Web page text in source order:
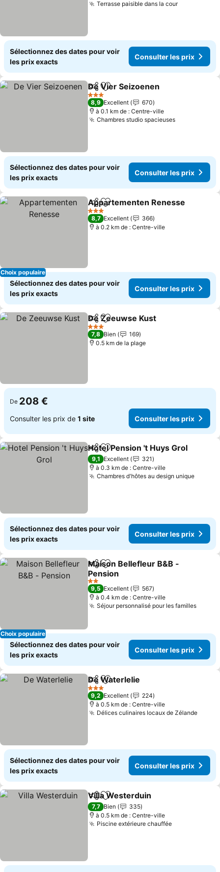
Terrasse paisible dans la courConsulter
Sélectionnez des dates pour voir
les prix exacts
Consulter les prix
PartagerAjouter à mes favoris
De Vier Seizoenen
3 Étoiles
8,9 Excellent
670
à 0.1 km de : Centre-ville
Chambres studio spacieusesConsulter
Sélectionnez des dates pour voir
les prix exacts
Consulter les prix
Choix populaire
PartagerAjouter à mes favoris
Appartementen Renesse
3 Étoiles
8,7 Excellent
366
à 0.2 km de : Centre-ville
Sélectionnez des dates pour voir
les prix exacts
Consulter les prix
PartagerAjouter à mes favoris
De Zeeuwse Kust
3 Étoiles
7,8 Bien
169
0.5 km de la plage
De 208 €
Consulter les prix de 1 site Consulter les prix
PartagerAjouter à mes favoris
Hotel Pension 't Huys Grol
9,1 Excellent
321
à 0.3 km de : Centre-ville
Chambres d'hôtes au design unique
Sélectionnez des dates pour voir
les prix exacts
Consulter les prix
Choix populaire
PartagerAjouter à mes favoris
Maison Bellefleur B&B -
Pension
Consulter les prix
2 Étoiles
9,5 Excellent
567
à 0.4 km de : Centre-ville
Séjour personnalisé pour les familles
Sélectionnez des dates pour voir
les prix exacts
Consulter les prix
PartagerAjouter à mes favoris
De Waterlelie
3 Étoiles
9,2 Excellent
224
à 0.5 km de : Centre-ville
Délices culinaires locaux de Zélande
Sélectionnez des dates pour voir
les prix exacts
Consulter les prix
PartagerAjouter à mes favoris
Villa Westerduin
7,7 Bien
335
à 0.5 km de : Centre-ville
Piscine extérieure chaufféeConsulter